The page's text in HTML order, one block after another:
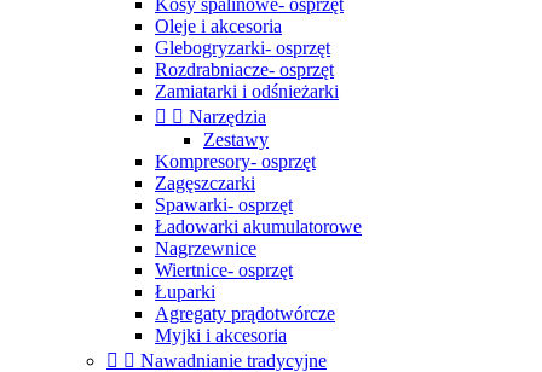
Kosy spalinowe- osprzęt
Oleje i akcesoria
Glebogryzarki- osprzęt
Rozdrabniacze- osprzęt
Zamiatarki i odśnieżarki
  Narzędzia
Zestawy
Kompresory- osprzęt
Zagęszczarki
Spawarki- osprzęt
Ładowarki akumulatorowe
Nagrzewnice
Wiertnice- osprzęt
Łuparki
Agregaty prądotwórcze
Myjki i akcesoria
  Nawadnianie tradycyjne